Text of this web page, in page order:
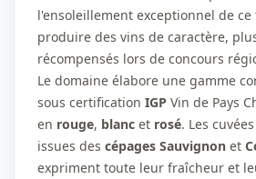
l'ensoleillement exceptionnel de
produire des vins de caractère,
récompensés lors de concours
Le domaine élabore une gamme
sous certification IGP Vin de Pays
en rouge, blanc et rosé. Les
issues des cépages Sauvignon et
expriment toute leur fraîcheur et